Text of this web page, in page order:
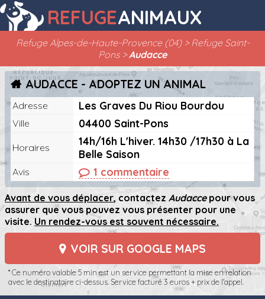
REFUGEANIMAUX
Refuge Alpes-de-Haute-Provence (04)
Refuge Saint-
Pons
Audacce
AUDACCE - ADOPTEZ UN ANIMAL
Adresse Les Graves Du Riou Bourdou
Ville 04400 Saint-Pons
Horaires
14h/16h L'hiver. 14h30 /17h30 à La
Belle Saison
Avis 1 commentaire
Avant de vous déplacer, contactez Audaccepour vous
assurer que vous pouvez vous présenter pour une
visite. Un rendez-vous est souvent nécessaire.
VOIR SUR GOOGLE MAPS
* Ce numéro valable 5 min est un service permettant la mise en relation
avec le destinataire ci-dessus. Service facturé 3 euros + prix de l'appel.